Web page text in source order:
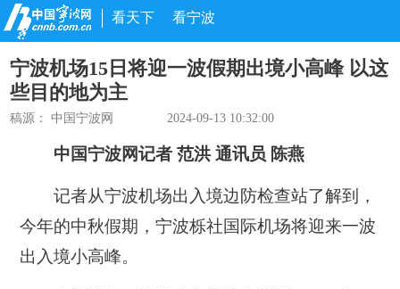
看天下 看宁波
宁波机场15日将迎一波假期出境小高峰 以这
些目的地为主
稿源： 中国宁波网 2024-09-13 10:32:00
中国宁波网记者 范洪 通讯员 陈燕
记者从宁波机场出入境边防检查站了解到，
今年的中秋假期，宁波栎社国际机场将迎来一波
出入境小高峰。